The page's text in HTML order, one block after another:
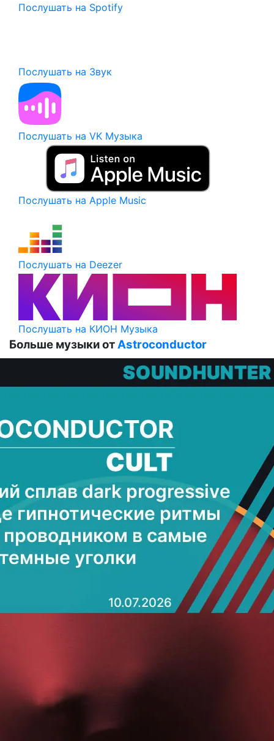
Послушать на Spotify
Послушать на Звук
Послушать на VK Музыка
Послушать на Apple Music
Послушать на Deezer
Послушать на КИОН Музыка
Больше музыки отAstroconductor